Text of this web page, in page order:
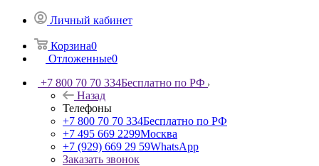
Личный кабинет
Корзина0
Отложенные0
+7 800 70 70 334Бесплатно по РФ
Назад
Телефоны
+7 800 70 70 334Бесплатно по РФ
+7 495 669 2299Москва
+7 (929) 669 29 59WhatsApp
Заказать звонок